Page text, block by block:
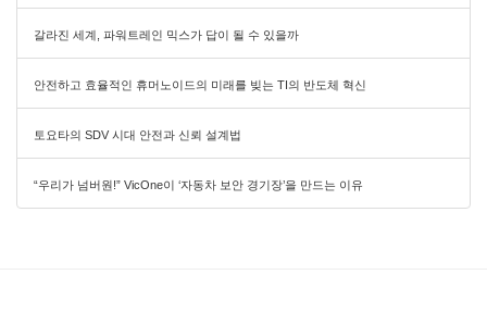
갈라진 세계, 파워트레인 믹스가 답이 될 수 있을까
안전하고 효율적인 휴머노이드의 미래를 빚는 TI의 반도체 혁신
토요타의 SDV 시대 안전과 신뢰 설계법
“우리가 넘버원!” VicOne이 ‘자동차 보안 경기장’을 만드는 이유